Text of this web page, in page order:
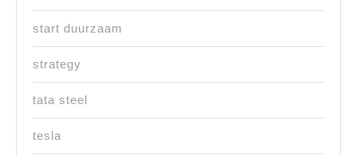
start duurzaam
strategy
tata steel
tesla